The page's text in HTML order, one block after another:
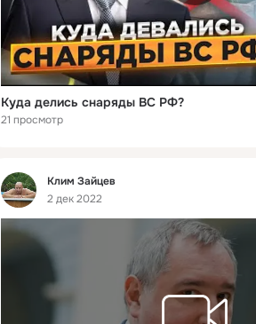
Куда делись снаряды ВС РФ?
21 просмотр
Фид
Клим Зайцев
2 дек 2022